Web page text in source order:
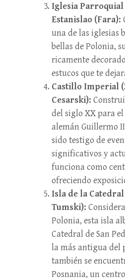
Iglesia Parroquial
Estanislao (Fara):
una de las iglesias
bellas de Polonia,
ricamente
estucos que te
Castillo Imperial
Cesarski):
del siglo XX para
alemán Guillermo
sido testigo de
significativos y
funciona como
ofreciendo
Isla de la
Tumski):
Polonia, esta isla
Catedral de San
la más antigua del
también se
Posnania, un